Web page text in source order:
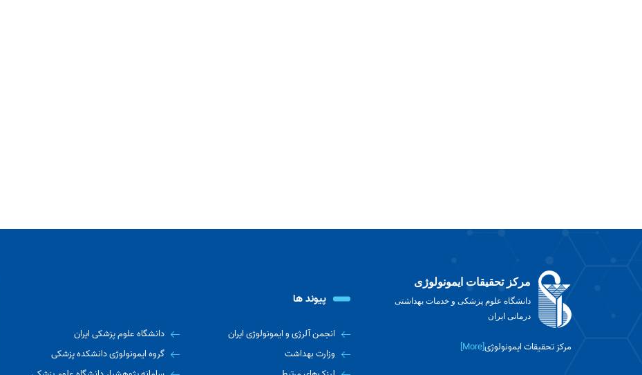
مرکز تحقیقات ایمونولوژی
دانشگاه علوم پزشکی و خدمات بهداشتی
درمانی ایران
مرکز تحقیقات ایمونولوژی[More]
پیوند ها
انجمن آلرژی و ایمونولوژی ایران
دانشگاه علوم پزشکی ایران
وزارت بهداشت
گروه ایمونولوژی دانشکده پزشکی